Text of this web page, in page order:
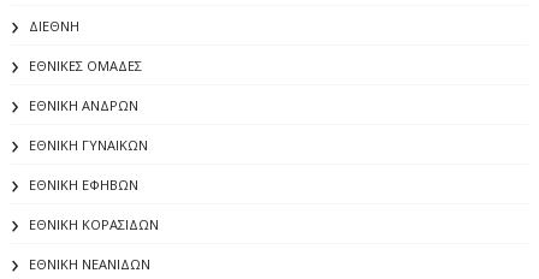
ΔΙΕΘΝΗ
ΕΘΝΙΚΕΣ ΟΜΑΔΕΣ
ΕΘΝΙΚΗ ΑΝΔΡΩΝ
ΕΘΝΙΚΗ ΓΥΝΑΙΚΩΝ
ΕΘΝΙΚΗ ΕΦΗΒΩΝ
ΕΘΝΙΚΗ ΚΟΡΑΣΙΔΩΝ
ΕΘΝΙΚΗ ΝΕΑΝΙΔΩΝ